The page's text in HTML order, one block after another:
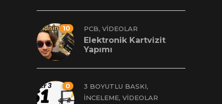
10 PCB, VIDEOLAR
Elektronik Kartvizit
Yapımı
0 3 BOYUTLU BASKI,
İNCELEME, VIDEOLAR